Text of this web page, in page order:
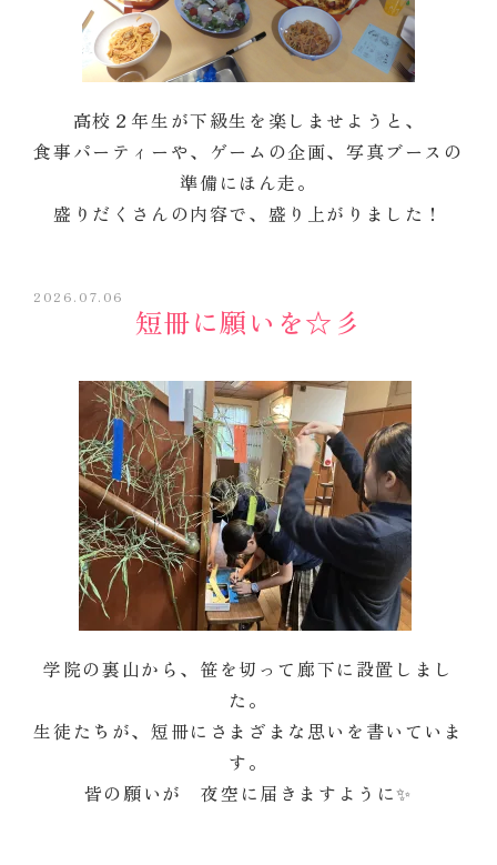
高校２年生が下級生を楽しませようと、
食事パーティーや、ゲームの企画、写真ブースの
準備にほん走。
盛りだくさんの内容で、盛り上がりました！
2026.07.06
短冊に願いを☆彡
学院の裏山から、笹を切って廊下に設置しまし
た。
生徒たちが、短冊にさまざまな思いを書いていま
す。
皆の願いが 夜空に届きますように✨